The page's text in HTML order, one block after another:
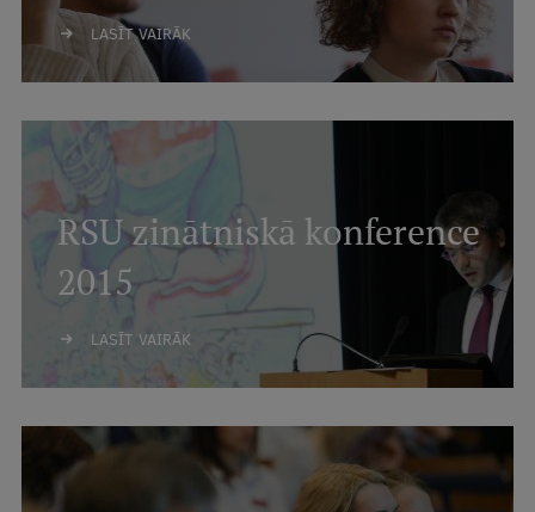
LASĪT VAIRĀK
RSU zinātniskā konference
2015
LASĪT VAIRĀK